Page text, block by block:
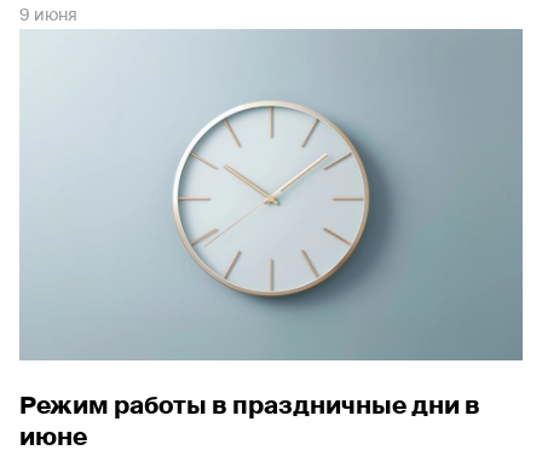
9 июня
Режим работы в праздничные дни в
июне